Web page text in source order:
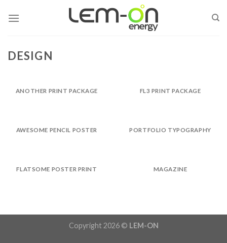
DESIGN
ANOTHER PRINT PACKAGE FL3 PRINT PACKAGE
AWESOME PENCIL POSTER PORTFOLIO TYPOGRAPHY
FLATSOME POSTER PRINT MAGAZINE
Copyright 2026 © LEM-ON